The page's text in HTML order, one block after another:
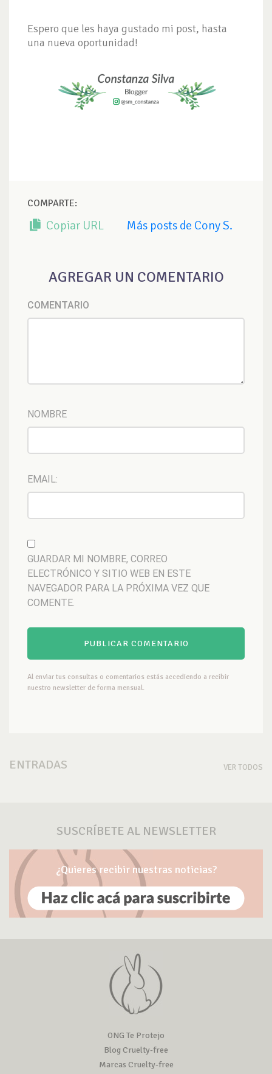
Espero que les haya gustado mi post, hasta
una nueva oportunidad!
COMPARTE:
Copiar URL Más posts de Cony S.
AGREGAR UN COMENTARIO
COMENTARIO
NOMBRE
EMAIL:
GUARDAR MI NOMBRE, CORREO
ELECTRÓNICO Y SITIO WEB EN ESTE
NAVEGADOR PARA LA PRÓXIMA VEZ QUE
COMENTE.
Al enviar tus consultas o comentarios estás accediendo a recibir
nuestro newsletter de forma mensual.
ENTRADAS VER TODOS
SUSCRÍBETE AL NEWSLETTER
¿Quieres recibir nuestras noticias?
ONG Te Protejo
Blog Cruelty-free
Marcas Cruelty-free